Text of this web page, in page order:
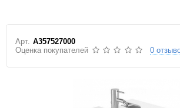
Арт. A357527000
Оценка покупателей
0